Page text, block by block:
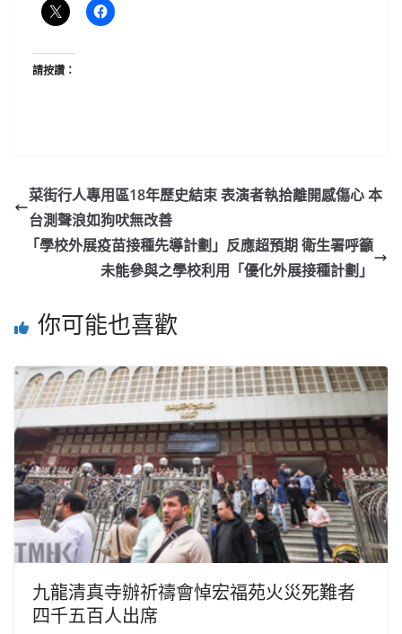
請按讚：
菜街行人專用區18年歷史結束 表演者執拾離開感傷心 本
台測聲浪如狗吠無改善
「學校外展疫苗接種先導計劃」反應超預期 衛生署呼籲
未能參與之學校利用「優化外展接種計劃」
你可能也喜歡
九龍清真寺辦祈禱會悼宏福苑火災死難者
四千五百人出席